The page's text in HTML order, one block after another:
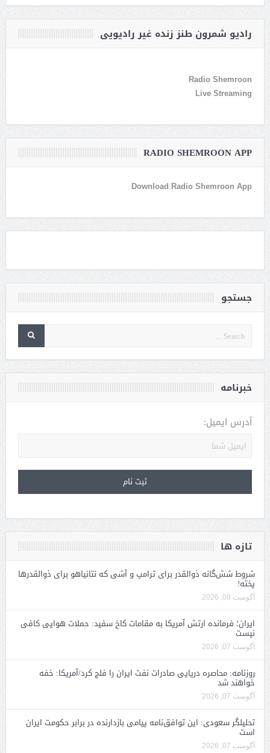
رادیو شمرون طنز زنده غیر رادیویی
Radio Shemroon
Live Streaming
RADIO SHEMROON APP
Download Radio Shemroon App
جستجو
خبرنامه
آدرس ایمیل:
تازه ها
شروط شش‌گانه ذوالقدر برای ترامپ و آشی که نتانیاهو برای ذوالقدرها
پخته!
آگوست 08, 2026
ایران؛ فرمانده ارتش آمریکا به مقامات کاخ سفید: حملات هوایی کافی
نیست
آگوست 07, 2026
روزنامه: محاصره دریایی صادرات نفت ایران را فلج کرد/آمریکا: خفه
خواهند شد
آگوست 07, 2026
تحلیلگر سعودی: این توافق‌نامه پیامی بازدارنده در برابر حکومت ایران
است
آگوست 07, 2026